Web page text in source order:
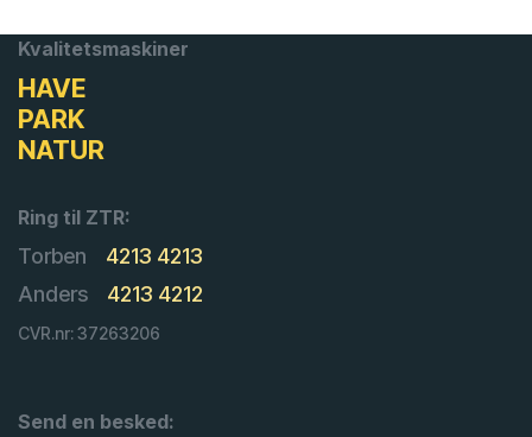
Kvalitetsmaskiner
HAVE
PARK
NATUR
Ring til ZTR:
Torben
4213 4213
Anders
4213 4212
CVR.nr: 37263206
Send en besked: